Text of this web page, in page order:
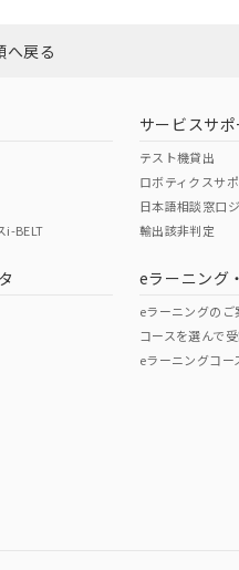
ります。
メリカ
この製品の規格認証/適合
の認証はこちらのページからご
へ戻る
i-BELT
サービスサポ
テスト機貸出
ロボティクスサ
日本語相談窓口
輸出該非判定
eラーニング
eラーニングのご
コースを選んで
eラーニングコー